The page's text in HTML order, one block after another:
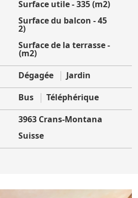
Surface utile - 335 (m2)
Surface du balcon - 45
(m2)
Surface de la terrasse -
41 (m2)
Dégagée Jardin
Bus Téléphérique
3963 Crans-Montana
Suisse